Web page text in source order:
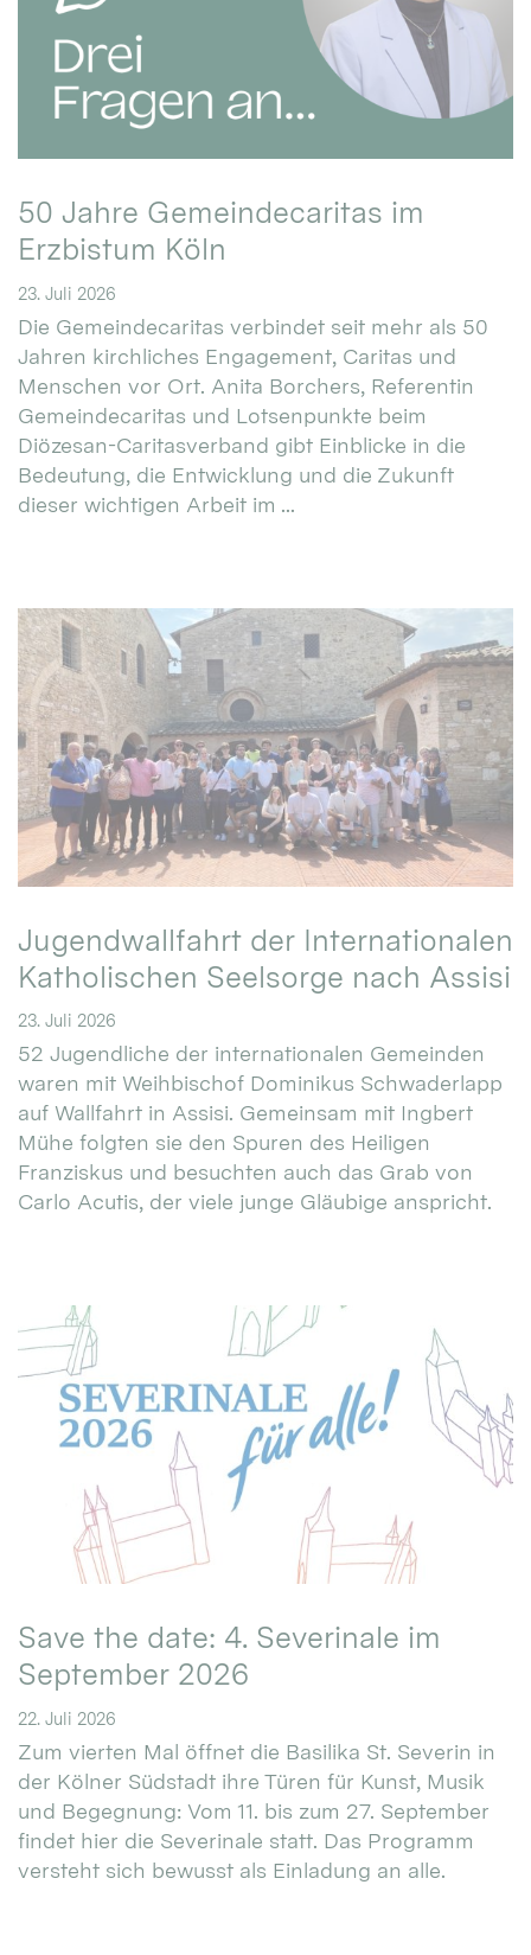
50 Jahre Gemeindecaritas im
Erzbistum Köln
23. Juli 2026
Die Gemeindecaritas verbindet seit mehr als 50
Jahren kirchliches Engagement, Caritas und
Menschen vor Ort. Anita Borchers, Referentin
Gemeindecaritas und Lotsenpunkte beim
Diözesan-Caritasverband gibt Einblicke in die
Bedeutung, die Entwicklung und die Zukunft
dieser wichtigen Arbeit im ...
Jugendwallfahrt der Internationalen
Katholischen Seelsorge nach Assisi
23. Juli 2026
52 Jugendliche der internationalen Gemeinden
waren mit Weihbischof Dominikus Schwaderlapp
auf Wallfahrt in Assisi. Gemeinsam mit Ingbert
Mühe folgten sie den Spuren des Heiligen
Franziskus und besuchten auch das Grab von
Carlo Acutis, der viele junge Gläubige anspricht.
Save the date: 4. Severinale im
September 2026
22. Juli 2026
Zum vierten Mal öffnet die Basilika St. Severin in
der Kölner Südstadt ihre Türen für Kunst, Musik
und Begegnung: Vom 11. bis zum 27. September
findet hier die Severinale statt. Das Programm
versteht sich bewusst als Einladung an alle.